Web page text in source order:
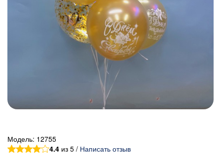
Модель: 12755
4.4 из 5 / Написать отзыв